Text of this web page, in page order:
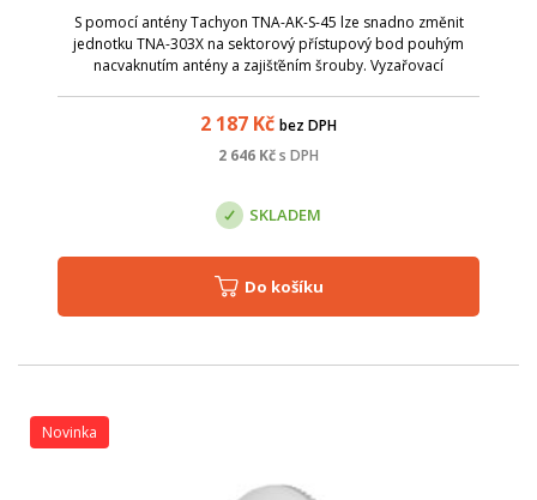
S pomocí antény Tachyon TNA-AK-S-45 lze snadno změnit
jednotku TNA-303X na sektorový přístupový bod pouhým
nacvaknutím antény a zajišťěním šrouby. Vyzařovací
2 187 Kč bez DPH
2 646 Kčs DPH
SKLADEM
Do košíku
Novinka